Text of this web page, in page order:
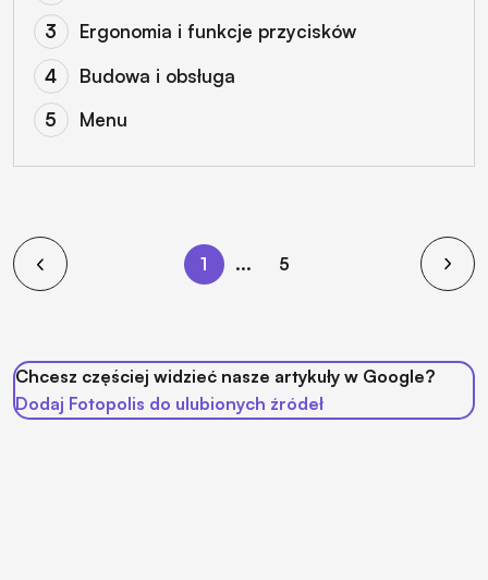
Ergonomia i funkcje przycisków
Budowa i obsługa
Menu
1 ... 5
Chcesz częściej widzieć nasze artykuły w Google?
Dodaj Fotopolis do ulubionych źródeł